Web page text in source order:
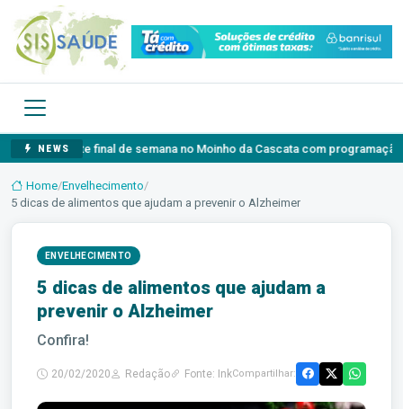
NEWS
final de semana no Moinho da Cascata com programação gratuita
Home/Envelhecimento/
5 dicas de alimentos que ajudam a prevenir o Alzheimer
ENVELHECIMENTO
5 dicas de alimentos que ajudam a
prevenir o Alzheimer
Confira!
20/02/2020 Redação Fonte: InkCompartilhar: